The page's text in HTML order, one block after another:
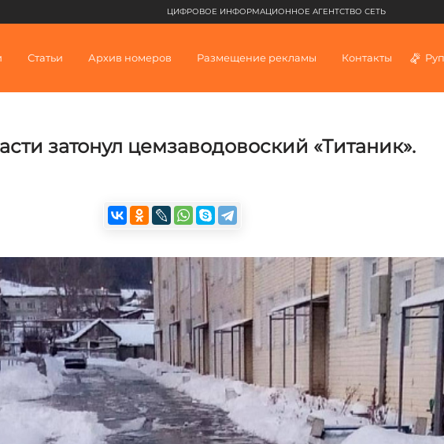
ЦИФРОВОЕ ИНФОРМАЦИОННОЕ АГЕНТСТВО СЕТЬ
Статьи Архив номеров Размещение рекламы Контакты
затонул цемзаводовоский «Титаник».